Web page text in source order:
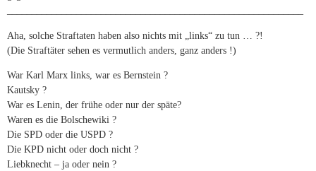
Aha, solche Straftaten haben also nichts mit „links“ zu tun … ?!
(Die Straftäter sehen es vermutlich anders, ganz anders !)
War Karl Marx links, war es Bernstein ?
Kautsky ?
War es Lenin, der frühe oder nur der späte?
Waren es die Bolschewiki ?
Die SPD oder die USPD ?
Die KPD nicht oder doch nicht ?
Liebknecht – ja oder nein ?